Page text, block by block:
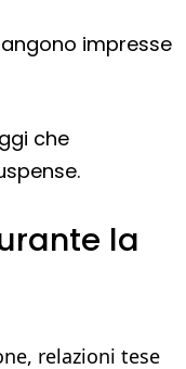
impresse
che
la
relazioni tese